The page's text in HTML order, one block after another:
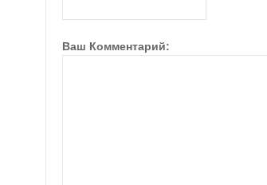
Ваш Комментарий: